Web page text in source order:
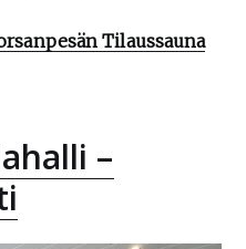
Tilaussauna
–